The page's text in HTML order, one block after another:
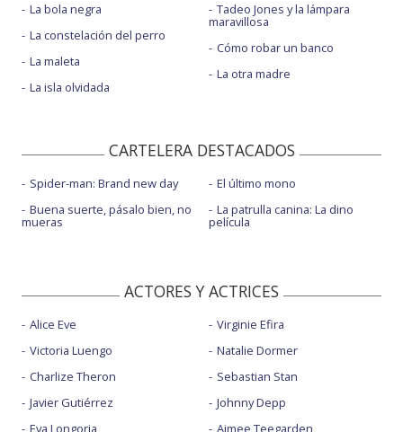
La bola negra
La constelación del perro
La maleta
La isla olvidada
Tadeo Jones y la lámpara
maravillosa
Cómo robar un banco
La otra madre
CARTELERA DESTACADOS
Spider-man: Brand new day
Buena suerte, pásalo bien, no
mueras
El último mono
La patrulla canina: La dino
película
ACTORES Y ACTRICES
Alice Eve
Victoria Luengo
Charlize Theron
Javier Gutiérrez
Eva Longoria
Virginie Efira
Natalie Dormer
Sebastian Stan
Johnny Depp
Aimee Teegarden